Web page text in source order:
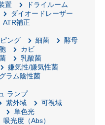
置
ドライルーム
ダイオードレーザー
ATR補正
ング
細菌
酵母
カビ
乳酸菌
嫌気性/嫌気性菌
グラム陰性菌
ランプ
紫外域
可視域
単色光
吸光度（Abs）